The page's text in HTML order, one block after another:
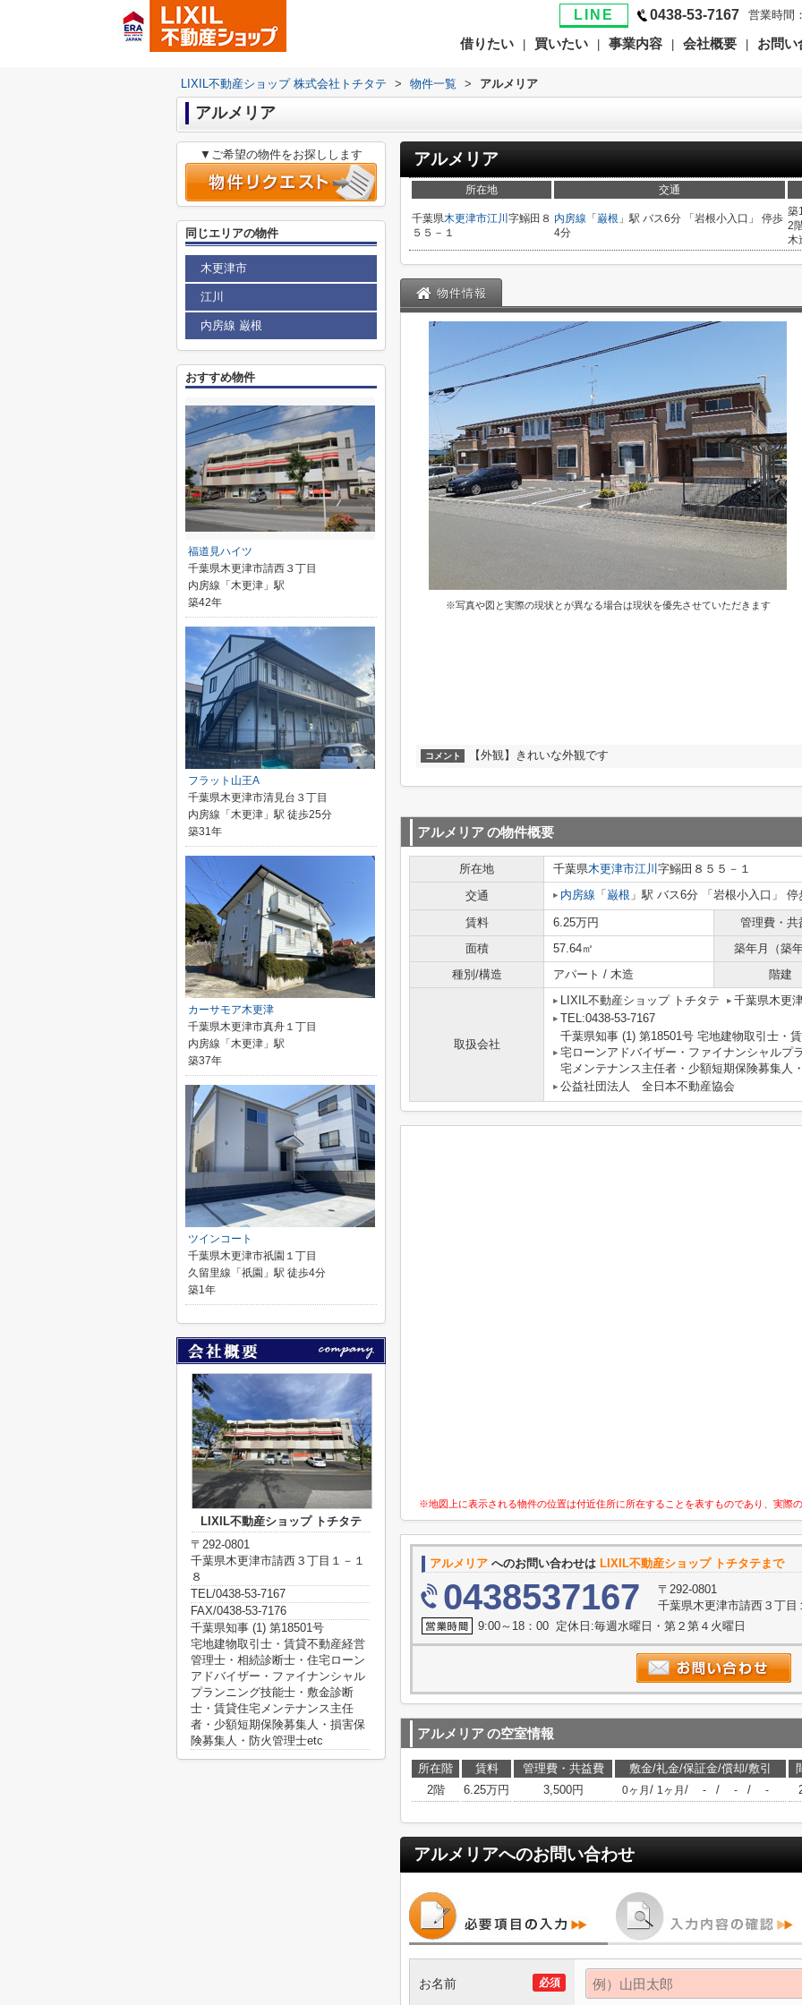
LINE 0438-53-7167 営業時間
借りたい 買いたい 事業内容 会社概要 お問い
LIXIL不動産ショップ 株式会社トチタテ > 物件一覧 > アルメリア
アルメリア
アルメリア
所在地 交通
千葉県木更津市江川 字鰯田８
５５－１
内房線 「 巌根 」駅 バス6分 「岩根小入口」 停歩
4分
築
2
木
物件情報
※写真や図と実際の現状とが異なる場合は現状を優先させていただきます
コメント 【外観】きれいな外観です
アルメリアの物件概要
所在地 千葉県木更津市江川 字鰯田８５５－１
交通
内房線 「 巌根 」駅 バス6分 「岩根小入口」 停
賃料 6.25万円
管理費・共
面積
57.64㎡
築年月（築
種別/構造
アパート / 木造 階建
取扱会社
LIXIL不動産ショップ トチタテ
千葉県木更
TEL:0438-53-7167
千葉県知事 (1) 第18501号 宅地建物取引士・
宅ローンアドバイザー・ファイナンシャルプ
宅メンテナンス主任者・少額短期保険募集人
公益社団法人 全日本不動産協会
※地図上に表示される物件の位置は付近住所に所在することを表すものであり、実際
アルメリア へのお問い合わせは LIXIL不動産ショップ トチタテまで
0438537167
〒292-0801
千葉県木更津市請西３丁
9:00～18：00 定休日:毎週水曜日・第２第４火曜日
アルメリアの空室情報
所在階 賃料 管理費・共益費 敷金/礼金/保証金/償却/敷引
2階
6.25万円 3,500円 0ヶ月 / 1ヶ月 / - / - / -
アルメリアへのお問い合わせ
必須
お名前
▼ご希望の物件をお探しします
同じエリアの物件
木更津市
江川
内房線 巌根
おすすめ物件
福道見ハイツ
千葉県木更津市請西３丁目
内房線「木更津」駅
築42年
フラット山王A
千葉県木更津市清見台３丁目
内房線「木更津」駅 徒歩25分
築31年
カーサモア木更津
千葉県木更津市真舟１丁目
内房線「木更津」駅
築37年
ツインコート
千葉県木更津市祇園１丁目
久留里線「祇園」駅 徒歩4分
築1年
LIXIL不動産ショップ トチタテ
〒292-0801
千葉県木更津市請西３丁目１－１
８
TEL/0438-53-7167
FAX/0438-53-7176
千葉県知事 (1) 第18501号
宅地建物取引士・賃貸不動産経営
管理士・相続診断士・住宅ローン
アドバイザー・ファイナンシャル
プランニング技能士・敷金診断
士・賃貸住宅メンテナンス主任
者・少額短期保険募集人・損害保
険募集人・防火管理士etc